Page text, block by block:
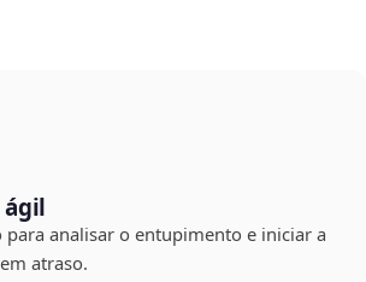
para analisar o entupimento e iniciar a
atraso.